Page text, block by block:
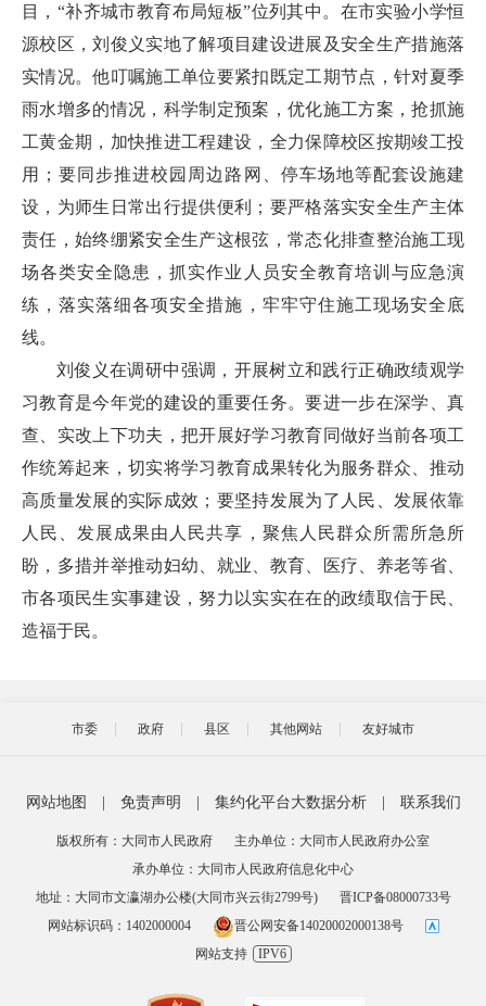
目，“补齐城市教育布局短板”位列其中。在市实验小学恒
源校区，刘俊义实地了解项目建设进展及安全生产措施落
实情况。他叮嘱施工单位要紧扣既定工期节点，针对夏季
雨水增多的情况，科学制定预案，优化施工方案，抢抓施
工黄金期，加快推进工程建设，全力保障校区按期竣工投
用；要同步推进校园周边路网、停车场地等配套设施建
设，为师生日常出行提供便利；要严格落实安全生产主体
责任，始终绷紧安全生产这根弦，常态化排查整治施工现
场各类安全隐患，抓实作业人员安全教育培训与应急演
练，落实落细各项安全措施，牢牢守住施工现场安全底
线。
刘俊义在调研中强调，开展树立和践行正确政绩观学
习教育是今年党的建设的重要任务。要进一步在深学、真
查、实改上下功夫，把开展好学习教育同做好当前各项工
作统筹起来，切实将学习教育成果转化为服务群众、推动
高质量发展的实际成效；要坚持发展为了人民、发展依靠
人民、发展成果由人民共享，聚焦人民群众所需所急所
盼，多措并举推动妇幼、就业、教育、医疗、养老等省、
市各项民生实事建设，努力以实实在在的政绩取信于民、
造福于民。
市委 政府 县区 其他网站 友好城市
网站地图 | 免责声明 | 集约化平台大数据分析 | 联系我们
版权所有：大同市人民政府
主办单位：大同市人民政府办公室
承办单位：大同市人民政府信息化中心
地址：大同市文瀛湖办公楼(大同市兴云街2799号)
晋ICP备08000733号
网站标识码：1402000004
晋公网安备14020002000138号
网站支持
IPV6